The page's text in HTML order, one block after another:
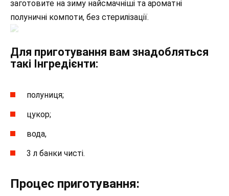
заготовите на зиму найсмачніші та ароматні
полуничні компоти, без стерилізації.
Для приготування вам знадобляться
такі Інгредієнти:
полуниця;
цукор;
вода,
3 л банки чисті.
Процес приготування: